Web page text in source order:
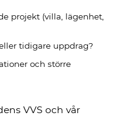
projekt (villa, lägenhet,
tidigare uppdrag?
och större
VVS och vår